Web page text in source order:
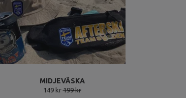
MIDJEVÄSKA
149 kr199 kr